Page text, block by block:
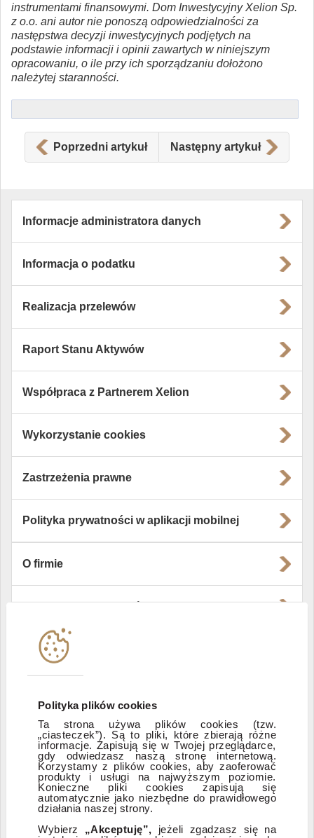
Polityka plików cookies
Ta strona używa plików cookies (tzw.
„ciasteczek”). Są to pliki, które zbierają różne
informacje. Zapisują się w Twojej przeglądarce,
gdy odwiedzasz naszą stronę internetową.
Korzystamy z plików cookies, aby zaoferować
produkty i usługi na najwyższym poziomie.
Konieczne pliki cookies zapisują się
automatycznie jako niezbędne do prawidłowego
działania naszej strony.
Wybierz „Akceptuję”, jeżeli zgadzasz się na
instrumentami finansowymi. Dom Inwestycyjny Xelion Sp.
z o.o. ani autor nie ponoszą odpowiedzialności za
następstwa decyzji inwestycyjnych podjętych na
podstawie informacji i opinii zawartych w niniejszym
opracowaniu, o ile przy ich sporządzaniu dołożono
należytej staranności.
Poprzedni artykuł Następny artykuł
Informacje administratora danych
Informacja o podatku
Realizacja przelewów
Raport Stanu Aktywów
Współpraca z Partnerem Xelion
Wykorzystanie cookies
Zastrzeżenia prawne
Polityka prywatności w aplikacji mobilnej
O firmie
Instytucje współpracujące
Zastrzeżenia prawne
ESG